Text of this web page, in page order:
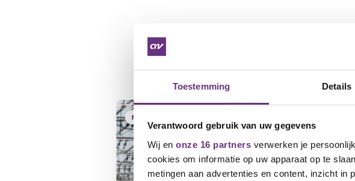
Toestemming Details
Verantwoord gebruik van uw gegevens
Wij en onze 16 partners verwerken je
cookies om informatie op uw apparaat op te
metingen aan advertenties en content, inzicht in
NIEUWS